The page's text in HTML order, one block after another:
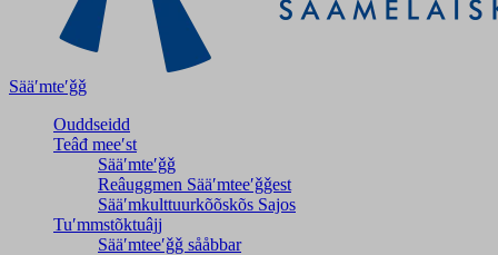
Sääʹmteʹǧǧ
Ouddseidd
Teâđ meeʹst
Sääʹmteʹǧǧ
Reâuggmen Sääʹmteeʹǧǧest
Sääʹmkulttuurkõõskõs Sajos
Tuʹmmstõktuâjj
Sääʹmteeʹǧǧ sååbbar